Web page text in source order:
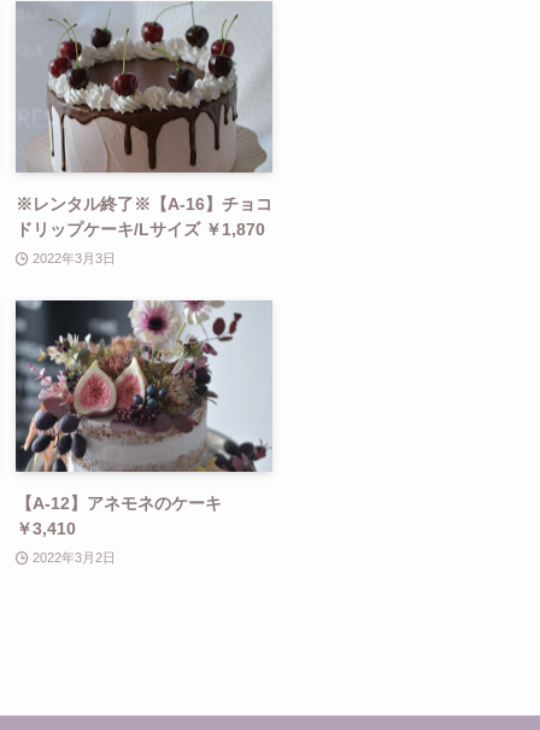
※レンタル終了※【A-16】チョコ
ドリップケーキ/Lサイズ ￥1,870
2022年3月3日
【A-12】アネモネのケーキ
￥3,410
2022年3月2日